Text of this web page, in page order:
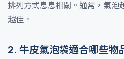
排列方式息息相關。通常，氣泡
越佳。
2. 牛皮氣泡袋適合哪些物